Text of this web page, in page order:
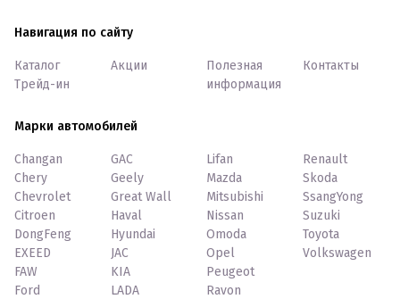
Навигация по сайту
Каталог
Трейд-ин
Акции
Полезная
информация
Контакты
Марки автомобилей
Changan
Chery
Chevrolet
Citroen
DongFeng
EXEED
FAW
Ford
GAC
Geely
Great Wall
Haval
Hyundai
JAC
KIA
LADA
Lifan
Mazda
Mitsubishi
Nissan
Omoda
Opel
Peugeot
Ravon
Renault
Skoda
SsangYong
Suzuki
Toyota
Volkswagen